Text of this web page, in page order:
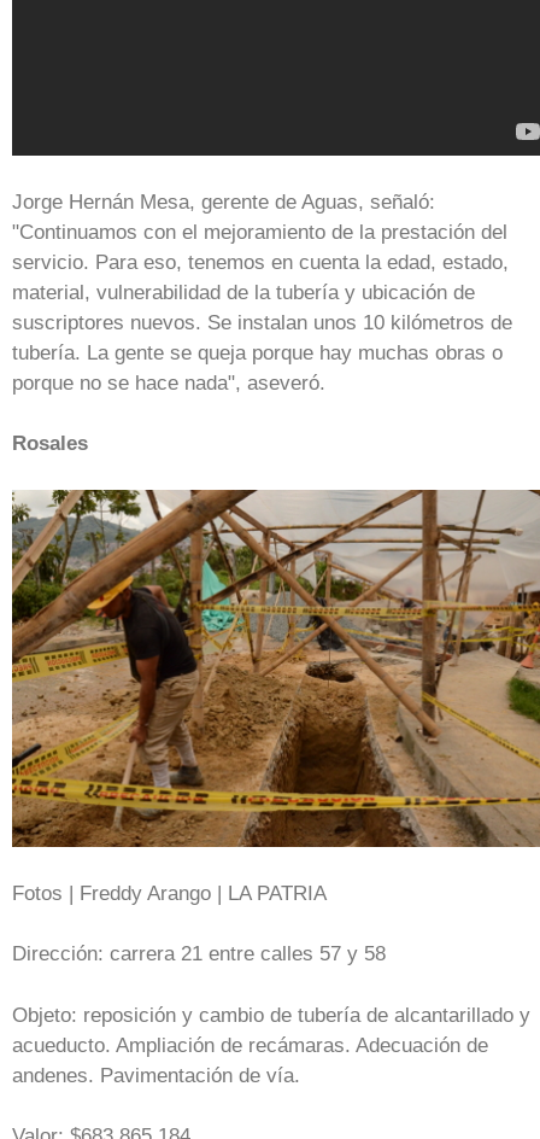
Jorge Hernán Mesa, gerente de Aguas, señaló:
"Continuamos con el mejoramiento de la prestación del
servicio. Para eso, tenemos en cuenta la edad, estado,
material, vulnerabilidad de la tubería y ubicación de
suscriptores nuevos. Se instalan unos 10 kilómetros de
tubería. La gente se queja porque hay muchas obras o
porque no se hace nada", aseveró.
Rosales
Fotos | Freddy Arango | LA PATRIA
Dirección: carrera 21 entre calles 57 y 58
Objeto: reposición y cambio de tubería de alcantarillado y
acueducto. Ampliación de recámaras. Adecuación de
andenes. Pavimentación de vía.